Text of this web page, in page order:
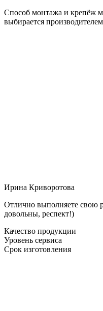
Способ монтажа и крепёж
выбирается
Ирина Криворотова
Отлично выполняете свою
довольны, респект!)
Качество продукции
Уровень сервиса
Срок изготовления